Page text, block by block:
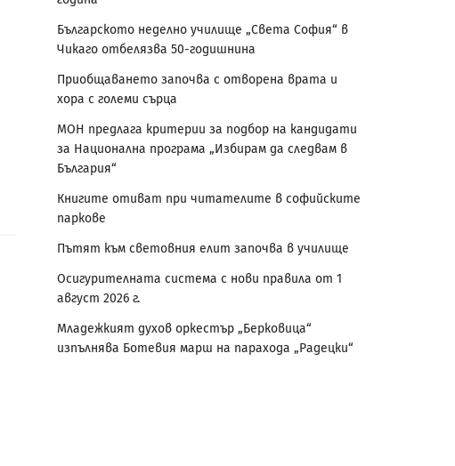
Българското неделно училище „Света София“ в
Чикаго отбелязва 50-годишнина
Приобщаването започва с отворена врата и
хора с големи сърца
МОН предлага критерии за подбор на кандидати
за Национална програма „Избирам да следвам в
България“
Книгите отиват при читателите в софийските
паркове
Пътят към световния елит започва в училище
Осигурителната система с нови правила от 1
август 2026 г.
Младежкият духов оркестър „Берковица“
изпълнява Ботевия марш на парахода „Радецки“